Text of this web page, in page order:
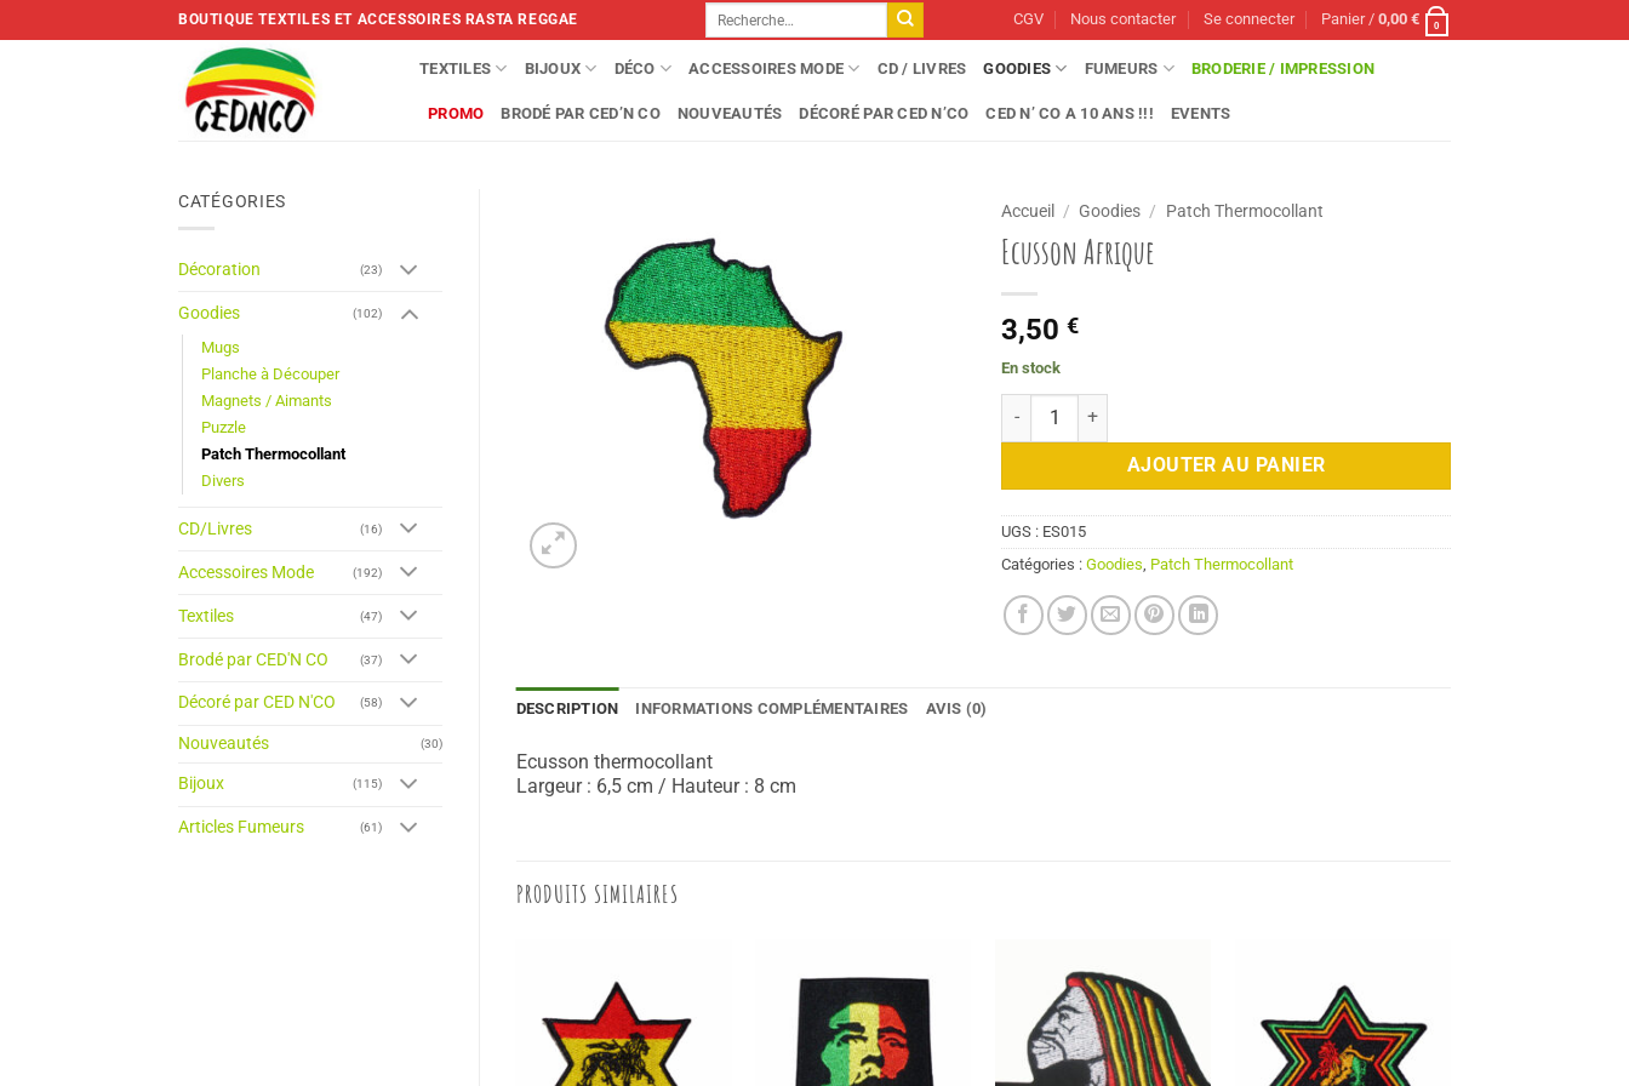
to
BOUTIQUE TEXTILES ET ACCESSOIRES RASTA REGGAE
Recherche
pour :
CGV Nous contacter Se connecter Panier /0,00€ 0
TEXTILES BIJOUX DÉCO ACCESSOIRES MODE CD / LIVRES GOODIES FUMEURS BRODERIE / IMPRESSION
PROMO BRODÉ PAR CED’N CO NOUVEAUTÉS DÉCORÉ PAR CED N’CO CED N’ CO A 10 ANS !!! EVENTS
CATÉGORIES
Décoration (23)
Goodies (102)
Mugs
Planche à Découper
Magnets / Aimants
Puzzle
Patch Thermocollant
Divers
CD/Livres (16)
Accessoires Mode (192)
Textiles (47)
Brodé par CED'N CO (37)
Décoré par CED N'CO (58)
Nouveautés (30)
Bijoux (115)
Articles Fumeurs (61)
Accueil / Goodies / Patch Thermocollant
Ecusson Afrique
3,50€
En stock
AJOUTER AU PANIER
UGS : ES015
Catégories :Goodies Patch Thermocollant
DESCRIPTION INFORMATIONS COMPLÉMENTAIRES AVIS (0)
Ecusson thermocollant
Largeur : 6,5 cm / Hauteur : 8 cm
PRODUITS SIMILAIRES